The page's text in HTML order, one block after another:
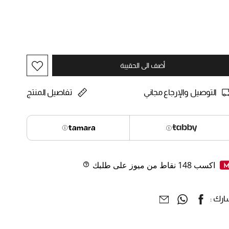
أضف الى الحقيبة
التوصيل والإرجاع مجاني تفاصيل المنتج
اكسب 148 نقاط من ميوز على طلبك
: